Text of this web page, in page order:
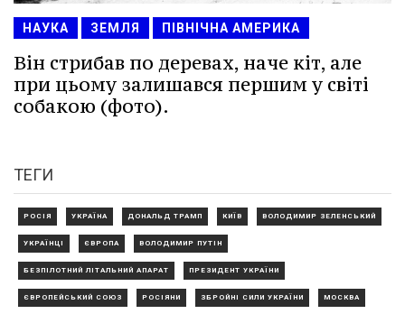
НАУКА ЗЕМЛЯ ПІВНІЧНА АМЕРИКА
Він стрибав по деревах, наче кіт, але
при цьому залишався першим у світі
собакою (фото).
ТЕГИ
РОСІЯ УКРАЇНА ДОНАЛЬД ТРАМП КИЇВ ВОЛОДИМИР ЗЕЛЕНСЬКИЙ
УКРАЇНЦІ ЄВРОПА ВОЛОДИМИР ПУТІН
БЕЗПІЛОТНИЙ ЛІТАЛЬНИЙ АПАРАТ ПРЕЗИДЕНТ УКРАЇНИ
ЄВРОПЕЙСЬКИЙ СОЮЗ РОСІЯНИ ЗБРОЙНІ СИЛИ УКРАЇНИ МОСКВА